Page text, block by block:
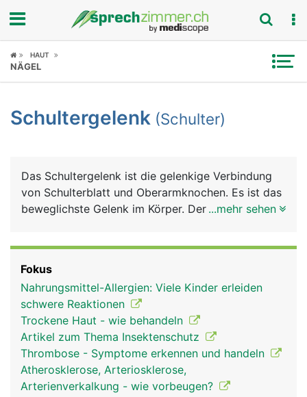
Fokus
Symptome
News
Rubriken
HAUT
NÄGEL
Schultergelenk (Schulter)
Das Schultergelenk ist die gelenkige Verbindung
von Schulterblatt und Oberarmknochen. Es ist das
beweglichste Gelenk im Körper. Der besonders
der flachen Gelenkpfanne des Schulterblattes
bewegt. Damit die Knochen nicht aufeinander
reiben, sind sie mit Gelenkknorpel bezogen und in
Gelenkschmiere eingebettet. Um das sehr
bewegliche Schultergelenk stabil zu halten, wird
es von einer komplexen Struktur aus
Gelenkkapsel, Schleimbeuteln, Bändern sowie vier
kleinere Muskeln und deren Sehnen (sogenannte
...mehr sehen
Fokus
Nahrungsmittel-Allergien: Viele Kinder erleiden
schwere Reaktionen
Trockene Haut - wie behandeln
Artikel zum Thema Insektenschutz
Thrombose - Symptome erkennen und handeln
Atherosklerose, Arteriosklerose,
Arterienverkalkung - wie vorbeugen?